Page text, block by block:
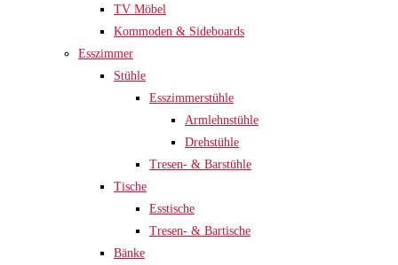
TV Möbel
Kommoden & Sideboards
Esszimmer
Stühle
Esszimmerstühle
Armlehnstühle
Drehstühle
Tresen- & Barstühle
Tische
Esstische
Tresen- & Bartische
Bänke